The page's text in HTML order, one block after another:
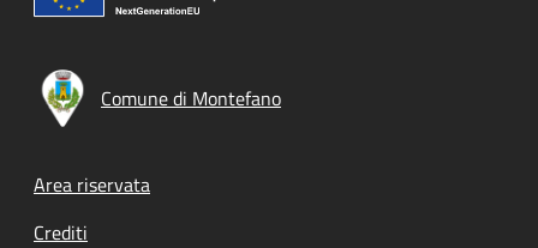
Comune di Montefano
Footer menu
Area riservata
Crediti